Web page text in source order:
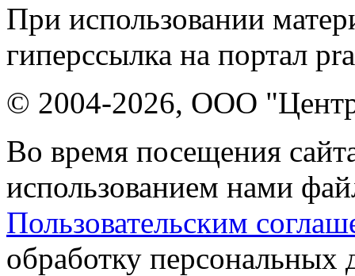
При использовании
гиперссылка на портал
© 2004-2026, ООО "Центр
Во время посещения
использованием нами
Пользовательским
обработку персональных